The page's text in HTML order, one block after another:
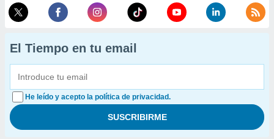
El Tiempo en tu email
He leído y acepto la política de privacidad.